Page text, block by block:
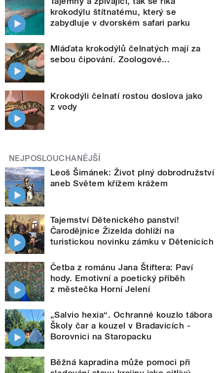
krokodýlu štítnatému, který se
zabydluje v dvorském safari parku
Mláďata krokodýlů čelnatých mají za
sebou čipování. Zoologové...
Krokodýli čelnatí rostou doslova jako
z vody
NEJPOSLOUCHANĚJŠÍ
Leoš Šimánek: Život plný dobrodružství
aneb Světem křížem krážem
Tajemství Dětenického panství!
Čarodějnice Žizelda dohlíží na
turistickou novinku zámku v Dětenicích
Četba z románu Jana Štiftera: Paví
hody. Emotivní a poetický příběh
z městečka Horní Jelení
„Salvio hexia“. Ochranné kouzlo tábora
Školy čar a kouzel v Bradavicích -
Borovnici na Staropacku
Běžná kapradina může pomoci při